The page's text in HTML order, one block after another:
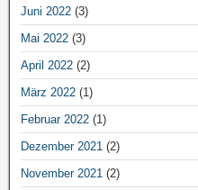
Juni 2022 (3)
Mai 2022 (3)
April 2022 (2)
März 2022 (1)
Februar 2022 (1)
Dezember 2021 (2)
November 2021 (2)